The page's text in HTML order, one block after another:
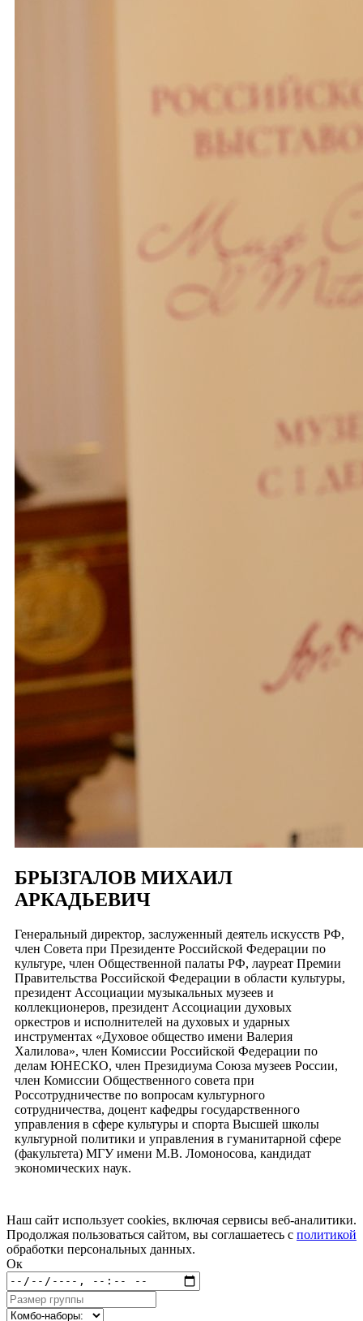
БРЫЗГАЛОВ МИХАИЛ
АРКАДЬЕВИЧ
Генеральный директор, заслуженный деятель искусств РФ,
член Совета при Президенте Российской Федерации по
культуре, член Общественной палаты РФ, лауреат Премии
Правительства Российской Федерации в области культуры,
президент Ассоциации музыкальных музеев и
коллекционеров, президент Ассоциации духовых
оркестров и исполнителей на духовых и ударных
инструментах «Духовое общество имени Валерия
Халилова», член Комиссии Российской Федерации по
делам ЮНЕСКО, член Президиума Союза музеев России,
член Комиссии Общественного совета при
Россотрудничестве по вопросам культурного
сотрудничества, доцент кафедры государственного
управления в сфере культуры и спорта Высшей школы
культурной политики и управления в гуманитарной сфере
(факультета) МГУ имени М.В. Ломоносова, кандидат
экономических наук.
Наш сайт использует cookies, включая сервисы веб-аналитики.
Продолжая пользоваться сайтом, вы соглашаетесь с политикой
обработки персональных данных.
Ок